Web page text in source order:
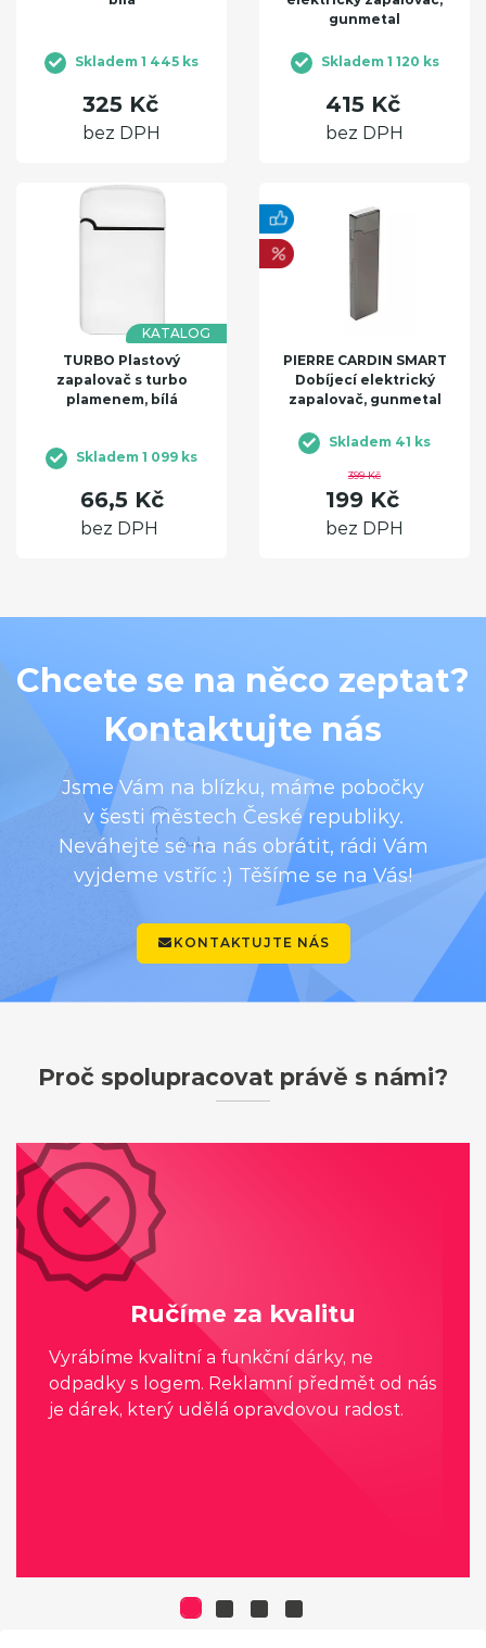
Skladem 1 445 ks
325 Kč
bez DPH
gunmetal
Skladem 1 120 ks
415 Kč
bez DPH
KATALOG
TURBO Plastový
zapalovač s turbo
plamenem, bílá
Skladem 1 099 ks
66,5 Kč
bez DPH
PIERRE CARDIN SMART
Dobíjecí elektrický
zapalovač, gunmetal
Skladem 41 ks
399 Kč
199 Kč
bez DPH
Chcete se na něco zeptat?
Kontaktujte nás
Jsme Vám na blízku, máme pobočky
v šesti městech České republiky.
Neváhejte se na nás obrátit, rádi Vám
vyjdeme vstříc :) Těšíme se na Vás!
KONTAKTUJTE NÁS
Proč spolupracovat právě s námi?
Ručíme za kvalitu
Vyrábíme kvalitní a funkční dárky, ne
odpadky s logem. Reklamní předmět od nás
je dárek, který udělá opravdovou radost.